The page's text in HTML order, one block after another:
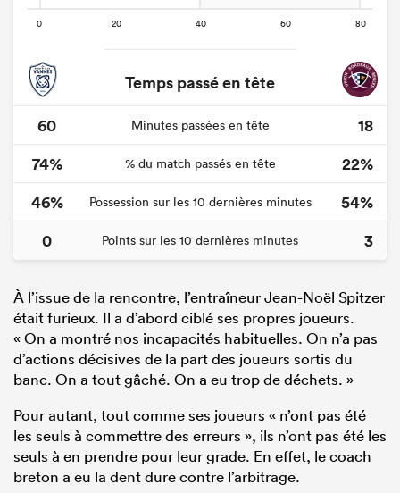
Temps passé en tête
60
Minutes passées en tête
18
74%
% du match passés en tête
22%
46%
Possession sur les 10 dernières minutes
54%
0
Points sur les 10 dernières minutes 3
À l’issue de la rencontre, l’entraîneur Jean-Noël Spitzer
était furieux. Il a d’abord ciblé ses propres joueurs.
« On a montré nos incapacités habituelles. On n’a pas
d’actions décisives de la part des joueurs sortis du
banc. On a tout gâché. On a eu trop de déchets. »
Pour autant, tout comme ses joueurs « n’ont pas été
les seuls à commettre des erreurs », ils n’ont pas été les
seuls à en prendre pour leur grade. En effet, le coach
breton a eu la dent dure contre l’arbitrage.